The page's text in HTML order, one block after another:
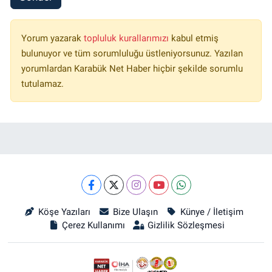
Yorum yazarak topluluk kurallarımızı kabul etmiş
bulunuyor ve tüm sorumluluğu üstleniyorsunuz. Yazılan
yorumlardan Karabük Net Haber hiçbir şekilde sorumlu
tutulamaz.
Köşe Yazıları Bize Ulaşın
Künye / İletişim
Çerez Kullanımı
Gizlilik Sözleşmesi